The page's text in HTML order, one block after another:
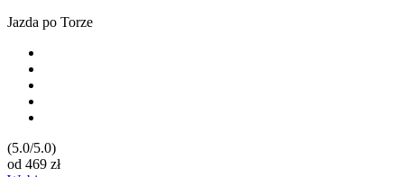
Jazda po Torze
(5.0/5.0)
od 469 zł